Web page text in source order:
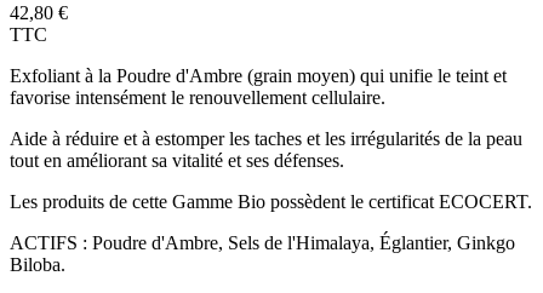
42,80 €
TTC
Exfoliant à la Poudre d'Ambre (grain moyen) qui unifie le teint et
favorise intensément le renouvellement cellulaire.
Aide à réduire et à estomper les taches et les irrégularités de la peau
tout en améliorant sa vitalité et ses défenses.
Les produits de cette Gamme Bio possèdent le certificat ECOCERT.
ACTIFS : Poudre d'Ambre, Sels de l'Himalaya, Églantier, Ginkgo
Biloba.